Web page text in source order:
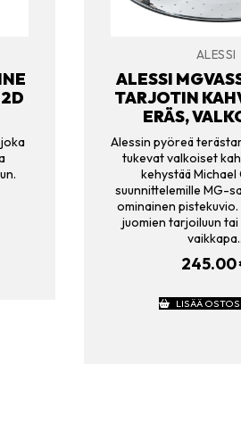
ALESSI
ALESSI
TARJOTIN
ERÄS,
Alessin pyöreä
tukevat valkoiset
kehystää Michael
suunnittelemille MG-
ominainen
juomien tarjoiluun tai
245.00
LISÄÄ